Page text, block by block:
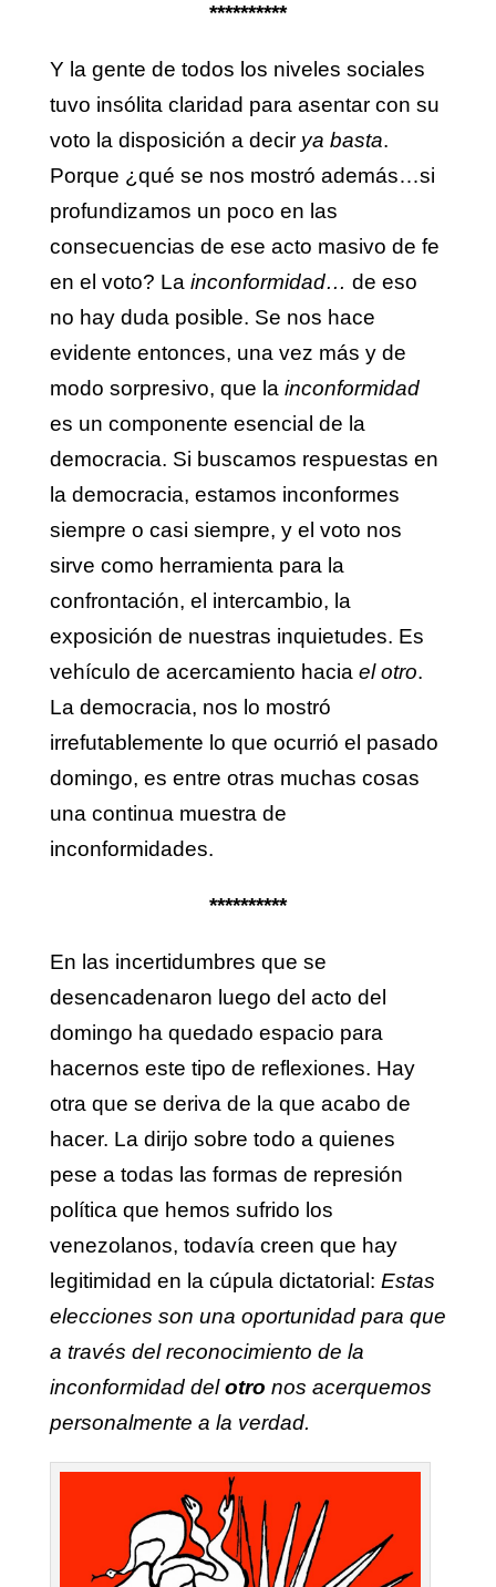
**********
Y la gente de todos los niveles sociales
tuvo insólita claridad para asentar con su
voto la disposición a decir ya basta.
Porque ¿qué se nos mostró además…si
profundizamos un poco en las
consecuencias de ese acto masivo de fe
en el voto? La inconformidad… de eso
no hay duda posible. Se nos hace
evidente entonces, una vez más y de
modo sorpresivo, que la inconformidad
es un componente esencial de la
democracia. Si buscamos respuestas en
la democracia, estamos inconformes
siempre o casi siempre, y el voto nos
sirve como herramienta para la
confrontación, el intercambio, la
exposición de nuestras inquietudes. Es
vehículo de acercamiento hacia el otro.
La democracia, nos lo mostró
irrefutablemente lo que ocurrió el pasado
domingo, es entre otras muchas cosas
una continua muestra de
inconformidades.
**********
En las incertidumbres que se
desencadenaron luego del acto del
domingo ha quedado espacio para
hacernos este tipo de reflexiones. Hay
otra que se deriva de la que acabo de
hacer. La dirijo sobre todo a quienes
pese a todas las formas de represión
política que hemos sufrido los
venezolanos, todavía creen que hay
legitimidad en la cúpula dictatorial: Estas
elecciones son una oportunidad para que
a través del reconocimiento de la
inconformidad delotro nos acerquemos
personalmente a la verdad.